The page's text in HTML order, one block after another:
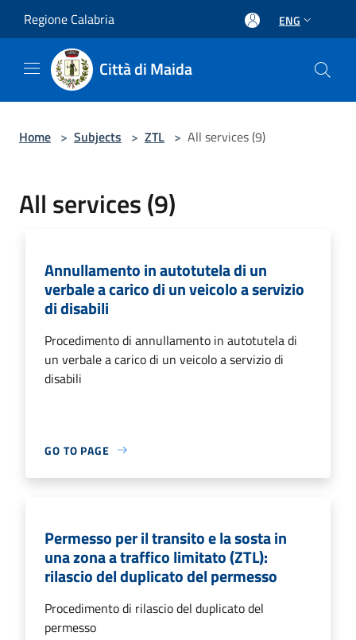
Regione Calabria ENG
Città di Maida
Home > Subjects > ZTL > All services (9)
All services (9)
Annullamento in autotutela di un
verbale a carico di un veicolo a servizio
di disabili
Procedimento di annullamento in autotutela di
un verbale a carico di un veicolo a servizio di
disabili
GO TO PAGE
Permesso per il transito e la sosta in
una zona a traffico limitato (ZTL):
rilascio del duplicato del permesso
Procedimento di rilascio del duplicato del
permesso